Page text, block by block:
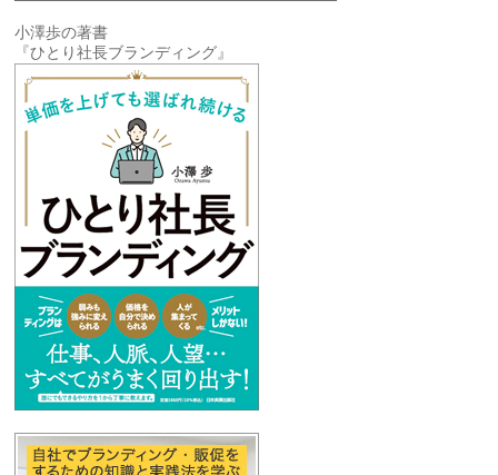
小澤歩の著書
『ひとり社長ブランディング』